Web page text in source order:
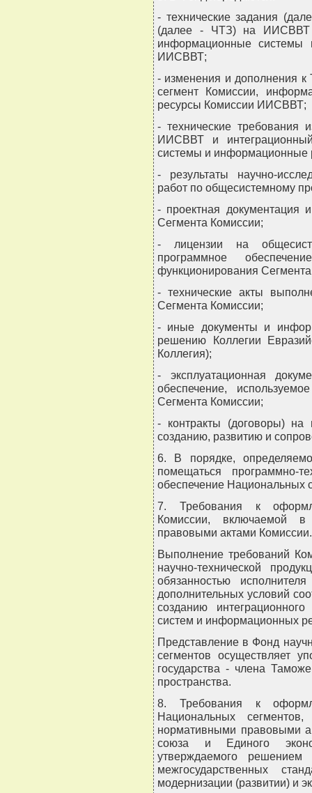
- технические задания
(далее - ЧТЗ) на ИИСВВТ
информационные системы
ИИСВВТ;
- изменения и дополнения
сегмент Комиссии,
ресурсы Комиссии ИИСВВТ;
- технические требования
ИИСВВТ и
системы и
- результаты научно-
работ по общесистемному
- проектная документация
Сегмента Комиссии;
- лицензии на
программное
функционирования
- технические акты
Сегмента Комиссии;
- иные документы и
решению Коллегии
Коллегия);
- эксплуатационная
обеспечение,
Сегмента Комиссии;
- контракты (договоры) на
созданию, развитию и
6. В порядке,
помещаться программно-
обеспечение Национальных
7. Требования к
Комиссии, включаемой
правовыми актами Комиссии.
Выполнение требований
научно-технической
обязанностью
дополнительных условий
созданию
систем и информационных
Представление в Фонд
сегментов осуществляет
государства - члена
пространства.
8. Требования к
Национальных
нормативными правовыми
союза и Единого
утверждаемого
межгосударственных
модернизации (развитии) и